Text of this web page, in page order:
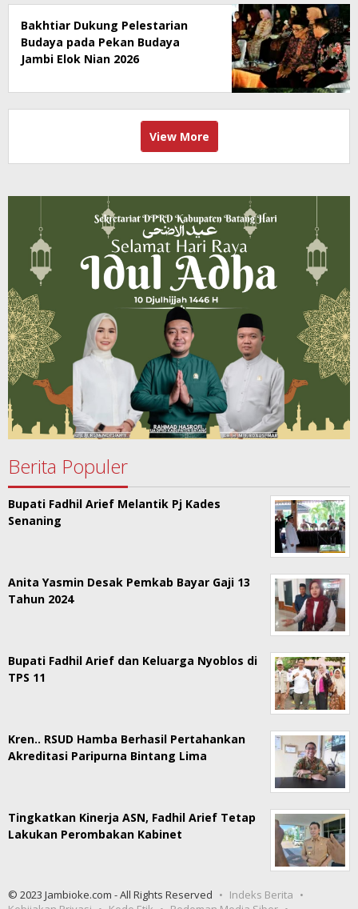
Bakhtiar Dukung Pelestarian
Budaya pada Pekan Budaya
Jambi Elok Nian 2026
View More
Berita Populer
Bupati Fadhil Arief Melantik Pj Kades
Senaning
Anita Yasmin Desak Pemkab Bayar Gaji 13
Tahun 2024
Bupati Fadhil Arief dan Keluarga Nyoblos di
TPS 11
Kren.. RSUD Hamba Berhasil Pertahankan
Akreditasi Paripurna Bintang Lima
Tingkatkan Kinerja ASN, Fadhil Arief Tetap
Lakukan Perombakan Kabinet
© 2023 Jambioke.com - All Rights Reserved
Indeks Berita